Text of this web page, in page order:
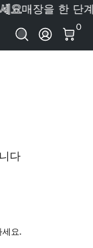
요매장을 한 단
로그인
0
0
다
요.